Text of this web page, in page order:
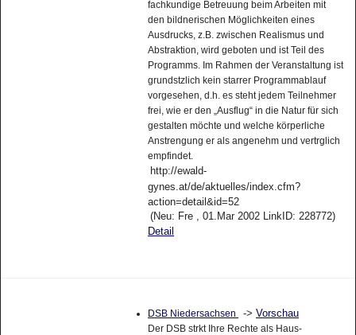
fachkundige Betreuung beim Arbeiten mit
den bildnerischen Möglichkeiten eines
Ausdrucks, z.B. zwischen Realismus und
Abstraktion, wird geboten und ist Teil des
Programms. Im Rahmen der Veranstaltung ist
grundstzlich kein starrer Programmablauf
vorgesehen, d.h. es steht jedem Teilnehmer
frei, wie er den „Ausflug“ in die Natur für sich
gestalten möchte und welche körperliche
Anstrengung er als angenehm und vertrglich
empfindet.
http://ewald-
gynes.at/de/aktuelles/index.cfm?
action=detail&id=52
(Neu: Fre , 01.Mar 2002 LinkID: 228772)
Detail
DSB Niedersachsen -> Vorschau
Der DSB strkt Ihre Rechte als Haus-